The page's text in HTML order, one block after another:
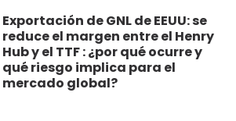
Exportación de GNL de EEUU: se
reduce el margen entre el Henry
Hub y el TTF : ¿por qué ocurre y
qué riesgo implica para el
mercado global?